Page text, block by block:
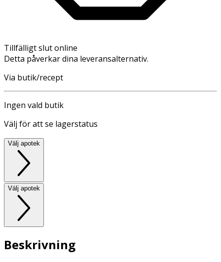
Tillfälligt slut online
Detta påverkar dina leveransalternativ.
Via butik/recept
Ingen vald butik
Välj för att se lagerstatus
Välj apotek
Välj apotek
Beskrivning